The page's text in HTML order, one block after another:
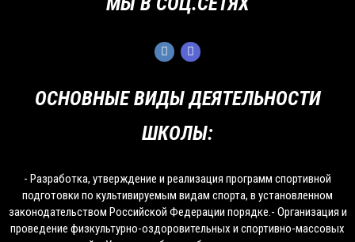
ОСНОВНЫЕ ВИДЫ ДЕЯТЕЛЬНОСТИ
ШКОЛЫ:
- Разработка, утверждение и реализация программ спортивной
подготовки по культивируемым видам спорта, в установленном
законодательством Российской Федерации порядке.- Организация и
проведение физкультурно-оздоровительных и спортивно-массовых